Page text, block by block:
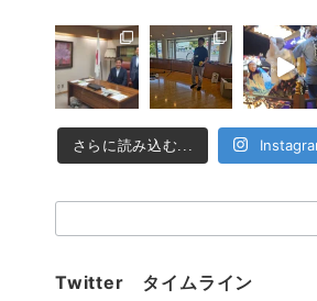
さらに読み込む...
索：
Twitter タイムライン